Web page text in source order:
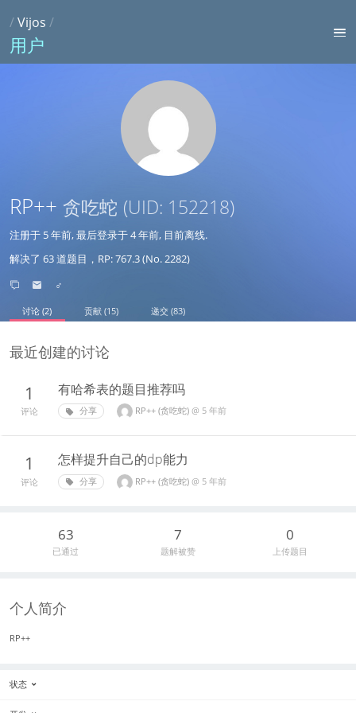
/Vijos /
用户
RP++ 贪吃蛇 (UID: 152218)
注册于 5 年前, 最后登录于4 年前, 目前离线.
解决了 63 道题目，RP: 767.3 (No. 2282)
♂
讨论 (2) 贡献 (15) 递交 (83)
最近创建的讨论
1
评论
有哈希表的题目推荐吗
分享 RP++ (贪吃蛇) @ 5 年前
1
评论
怎样提升自己的dp能力
分享 RP++ (贪吃蛇) @ 5 年前
63
已通过
7
题解被赞
0
上传题目
个人简介
RP++
状态